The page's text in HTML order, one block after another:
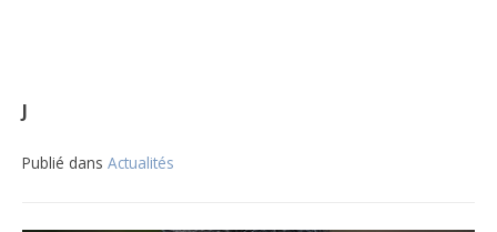
J
Publié dans Actualités